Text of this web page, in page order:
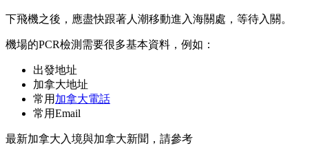
下飛機之後，應盡快跟著人潮移動進入海關處，等待入關。
機場的PCR檢測需要很多基本資料，例如：
出發地址
加拿大地址
常用 加拿大電話
常用Email
最新加拿大入境與加拿大新聞，請參考